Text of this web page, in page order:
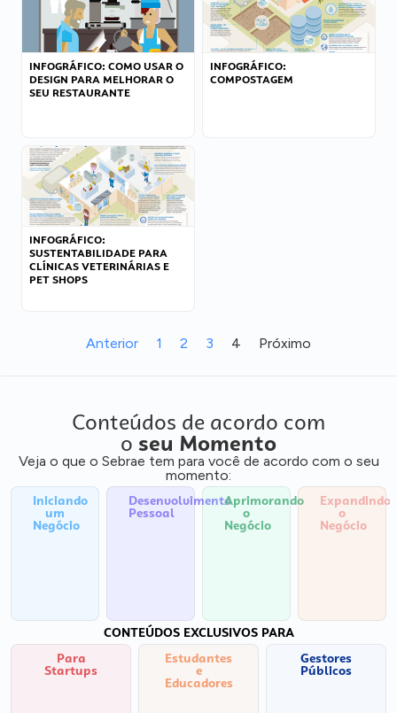
INFOGRÁFICO: COMO USAR O
DESIGN PARA MELHORAR O
SEU RESTAURANTE
INFOGRÁFICO:
COMPOSTAGEM
INFOGRÁFICO:
SUSTENTABILIDADE PARA
CLÍNICAS VETERINÁRIAS E
PET SHOPS
Anterior 1 2 3 4 Próximo
Conteúdos de acordo com
o seu Momento
Veja o que o Sebrae tem para você de acordo com o seu
momento:
Iniciando
um
Negócio
Desenvolvimento
Pessoal
Aprimorando
o
Negócio
Expandindo
o
Negócio
CONTEÚDOS EXCLUSIVOS PARA
Para
Startups
Estudantes
e
Educadores
Gestores
Públicos